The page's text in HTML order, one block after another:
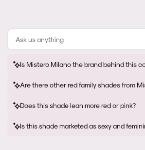
Is Mistero Milano the brand behind this
Are there other red family shades from
Does this shade lean more red or pink?
Is this shade marketed as sexy and